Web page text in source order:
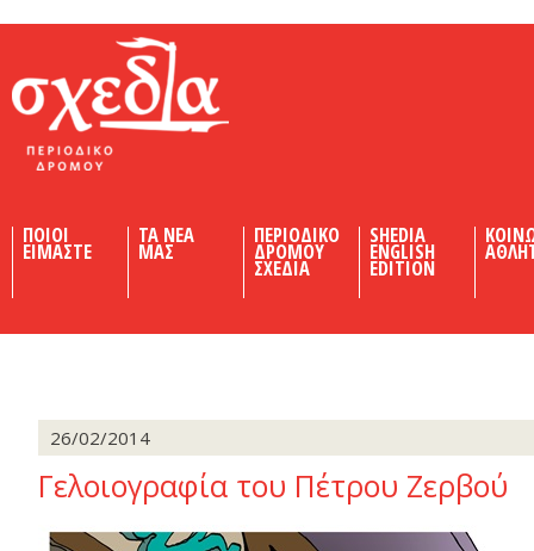
ΠΟΙΟΙ
ΕΙΜΑΣΤΕ
ΤΑ ΝΕΑ
ΜΑΣ
ΠΕΡΙΟΔΙΚΟ
ΔΡΟΜΟΥ
ΣΧΕΔΙΑ
SHEDIA
ENGLISH
EDITION
26/02/2014
Γελοιογραφία του Πέτρου Ζερβού